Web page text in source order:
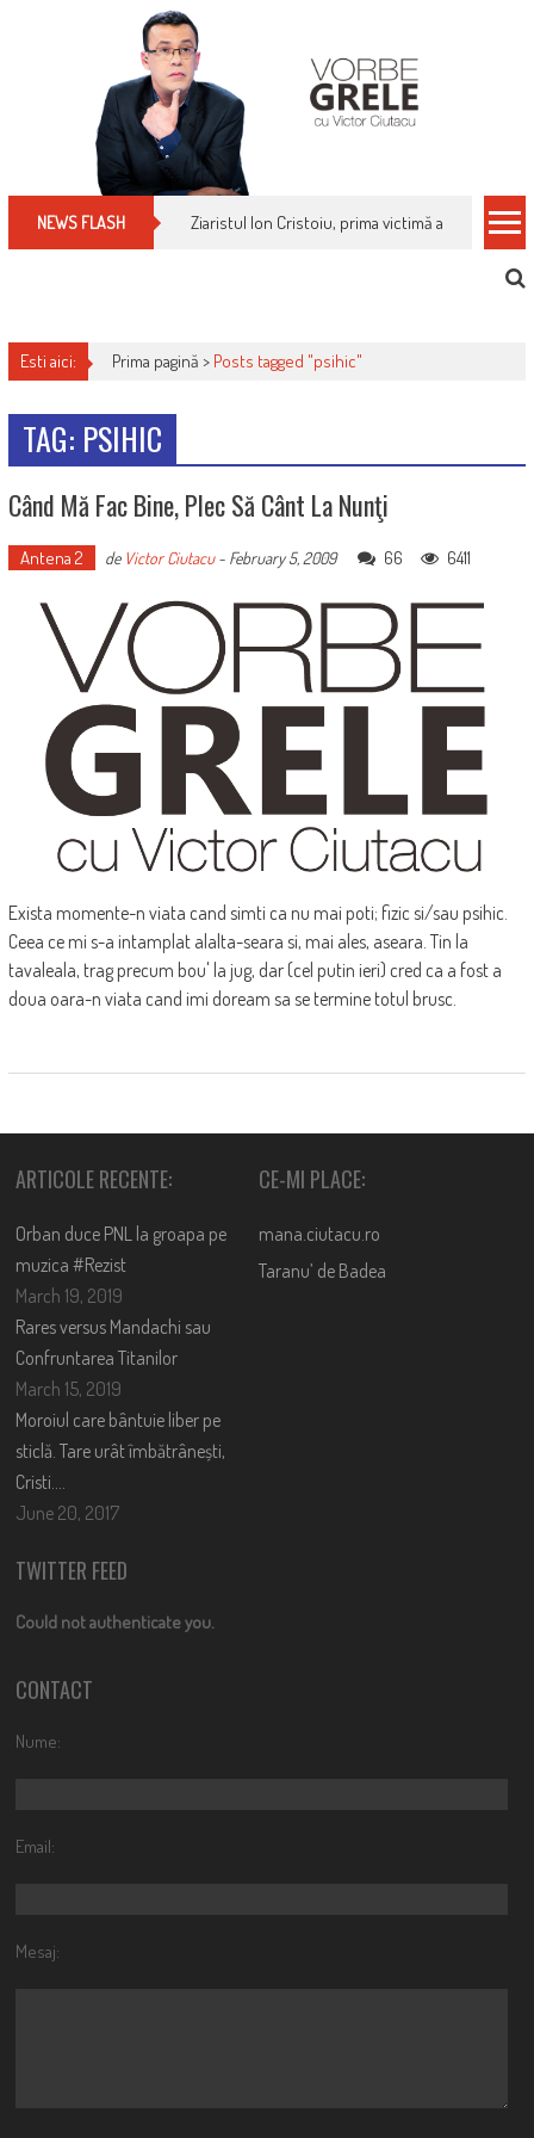
NEWS FLASH Ziaristul Ion Cristoiu, prima victimă a noi
Esti aici: Prima pagină > Posts tagged "psihic"
TAG: PSIHIC
Când Mă Fac Bine, Plec Să Cânt La Nunţi
Antena 2 de Victor Ciutacu- February 5, 2009 66 6411
Exista momente-n viata cand simti ca nu mai poti; fizic si/sau psihic.
Ceea ce mi s-a intamplat alalta-seara si, mai ales, aseara. Tin la
tavaleala, trag precum bou' la jug, dar (cel putin ieri) cred ca a fost a
doua oara-n viata cand imi doream sa se termine totul brusc.
ARTICOLE RECENTE:
Orban duce PNL la groapa pe
muzica #Rezist
March 19, 2019
Rares versus Mandachi sau
Confruntarea Titanilor
March 15, 2019
Moroiul care bântuie liber pe
sticlă. Tare urât îmbătrânești,
Cristi….
June 20, 2017
CE-MI PLACE:
mana.ciutacu.ro
Taranu’ de Badea
TWITTER FEED
Could not authenticate you.
CONTACT
Nume:
Email:
Mesaj: